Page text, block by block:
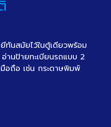
ทันสมัยไว้ในตู้เดียวพร้อม
านป้ายทะเบียนรถแบบ 2
อถือ เช่น กระดาษพิมพ์